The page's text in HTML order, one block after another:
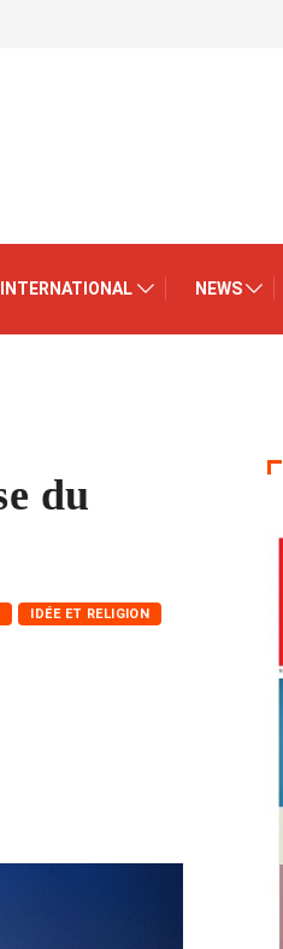
INTERNATIONAL NEWS
du
IDÉE ET RELIGION